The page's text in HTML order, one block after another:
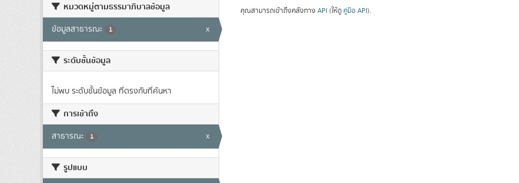
หมวดหมู่ตามธรรมาภิบาลข้อมูล
ข้อมูลสาธารณะ 1 x
ระดับชั้นข้อมูล
ไม่พบ ระดับชั้นข้อมูล ที่ตรงกับที่ค้นหา
การเข้าถึง
สาธารณะ 1 x
รูปแบบ
คุณสามารถเข้าถึงคลังทาง API (ให้ดู คู่มือ API).